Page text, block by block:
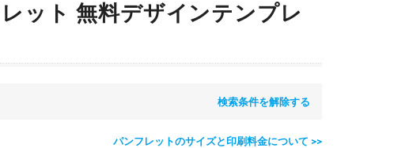
ット 無料デザインテンプレ
検索条件を解除する
パンフレットのサイズと印刷料金について >>